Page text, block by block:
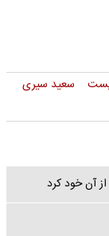
سعید سیری
آن خود کرد